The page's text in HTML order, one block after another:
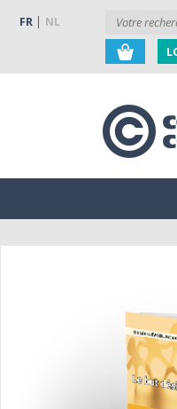
FR NL